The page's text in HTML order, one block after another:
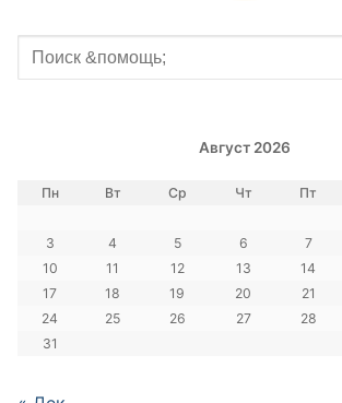
Найти:
Август 2026
Пн Вт Ср Чт Пт
3
4 5 6 7
10
11 12 13 14
17
18 19 20 21
24
25 26 27 28
31